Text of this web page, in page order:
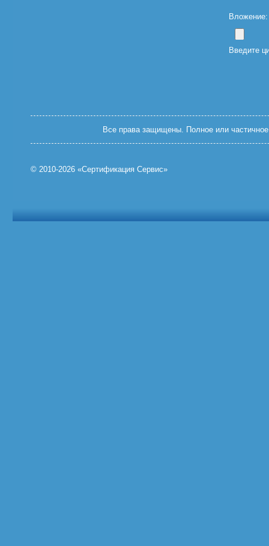
Введите
Все права защищены. Полное или частичное
© 2010-2026 «Сертификация Сервис»